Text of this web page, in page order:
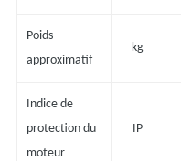
Poids
approximatif
kg
Indice de
protection du
moteur
IP